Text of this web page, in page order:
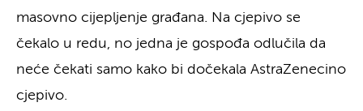
masovno cijepljenje građana. Na cjepivo se
čekalo u redu, no jedna je gospođa odlučila da
neće čekati samo kako bi dočekala AstraZenecino
cjepivo.